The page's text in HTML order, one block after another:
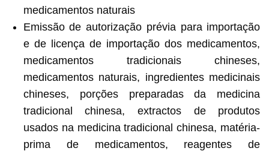
medicamentos naturais
Emissão de autorização prévia para importação
e de licença de importação dos medicamentos,
medicamentos tradicionais chineses,
medicamentos naturais, ingredientes medicinais
chineses, porções preparadas da medicina
tradicional chinesa, extractos de produtos
usados na medicina tradicional chinesa, matéria-
prima de medicamentos, reagentes de